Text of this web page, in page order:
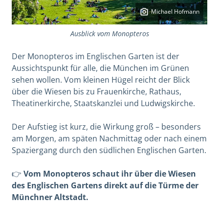
Michael Hofmann
Ausblick vom Monopteros
Der Monopteros im Englischen Garten ist der
Aussichtspunkt für alle, die München im Grünen
sehen wollen. Vom kleinen Hügel reicht der Blick
über die Wiesen bis zu Frauenkirche, Rathaus,
Theatinerkirche, Staatskanzlei und Ludwigskirche.
Der Aufstieg ist kurz, die Wirkung groß – besonders
am Morgen, am späten Nachmittag oder nach einem
Spaziergang durch den südlichen Englischen Garten.
👉 Vom Monopteros schaut ihr über die Wiesen
des Englischen Gartens direkt auf die Türme der
Münchner Altstadt.